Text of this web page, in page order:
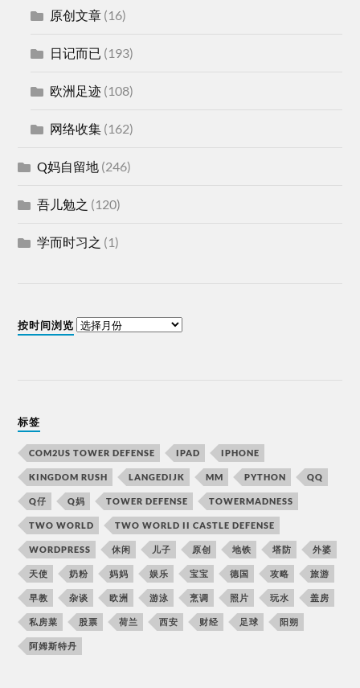
原创文章 (16)
日记而已 (193)
欧洲足迹 (108)
网络收集 (162)
Q妈自留地 (246)
吾儿勉之 (120)
学而时习之 (1)
按时间浏览
标签
COM2US TOWER DEFENSE IPAD IPHONE
KINGDOM RUSH LANGEDIJK MM PYTHON QQ
Q仔 Q妈 TOWER DEFENSE TOWERMADNESS
TWO WORLD TWO WORLD II CASTLE DEFENSE
WORDPRESS 休闲 儿子 原创 地铁 塔防 外婆
天使 奶粉 妈妈 娱乐 宝宝 德国 攻略 旅游
早教 杂谈 欧洲 游泳 烹调 照片 玩水 盖房
私房菜 股票 荷兰 西安 财经 足球 阳朔
阿姆斯特丹